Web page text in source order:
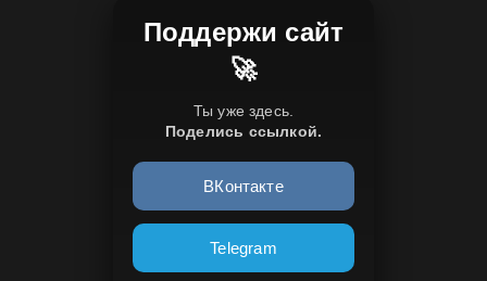
Поддержи сайт
🚀
Ты уже здесь.
Поделись ссылкой.
ВКонтакте
Telegram